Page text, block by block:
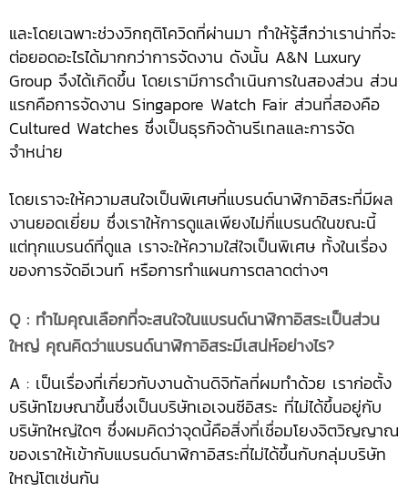
และโดยเฉพาะช่วงวิกฤติโควิดที่ผ่านมา ทำให้รู้สึกว่าเราน่าที่จะ
ต่อยอดอะไรได้มากกว่าการจัดงาน ดังนั้น A&N Luxury
Group จึงได้เกิดขึ้น โดยเรามีการดำเนินการในสองส่วน ส่วน
แรกคือการจัดงาน Singapore Watch Fair ส่วนที่สองคือ
Cultured Watches ซึ่งเป็นธุรกิจด้านรีเทลและการจัด
จำหน่าย
โดยเราจะให้ความสนใจเป็นพิเศษที่แบรนด์นาฬิกาอิสระที่มีผล
งานยอดเยี่ยม ซึ่งเราให้การดูแลเพียงไม่กี่แบรนด์ในขณะนี้
แต่ทุกแบรนด์ที่ดูแล เราจะให้ความใส่ใจเป็นพิเศษ ทั้งในเรื่อง
ของการจัดอีเวนท์ หรือการทำแผนการตลาดต่างๆ
Q : ทำไมคุณเลือกที่จะสนใจในแบรนด์นาฬิกาอิสระเป็นส่วน
ใหญ่ คุณคิดว่าแบรนด์นาฬิกาอิสระมีเสน่ห์อย่างไร?
A : เป็นเรื่องที่เกี่ยวกับงานด้านดิจิทัลที่ผมทำด้วย เราก่อตั้ง
บริษัทโฆษณาขึ้นซึ่งเป็นบริษัทเอเจนซีอิสระ ที่ไม่ได้ขึ้นอยู่กับ
บริษัทใหญ่ใดๆ ซึ่งผมคิดว่าจุดนี้คือสิ่งที่เชื่อมโยงจิตวิญญาณ
ของเราให้เข้ากับแบรนด์นาฬิกาอิสระที่ไม่ได้ขึ้นกับกลุ่มบริษัท
ใหญ่โตเช่นกัน